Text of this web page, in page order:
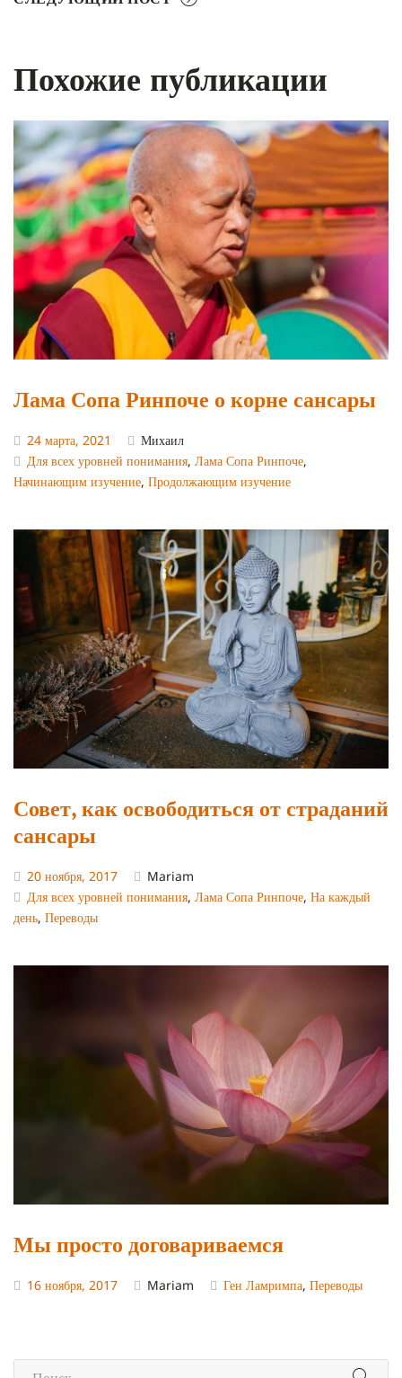
Похожие публикации
Лама Сопа Ринпоче о корне сансары
24 марта, 2021
Михаил
Для всех уровней понимания, Лама Сопа Ринпоче,
Начинающим изучение, Продолжающим изучение
Совет, как освободиться от страданий
сансары
20 ноября, 2017
Mariam
Для всех уровней понимания, Лама Сопа Ринпоче, На каждый
день, Переводы
Мы просто договариваемся
16 ноября, 2017 Mariam Ген Ламримпа, Переводы